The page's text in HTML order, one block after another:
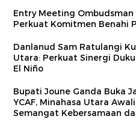
Entry Meeting
Perkuat Komitmen Benahi
Danlanud Sam Ratulangi
Utara: Perkuat Sinergi
El Niño
Bupati Joune Ganda Buka
YCAF, Minahasa Utara
Semangat Kebersamaan